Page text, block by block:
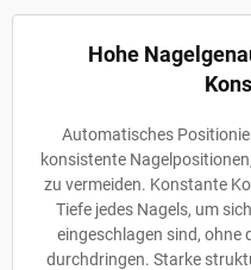
Hohe
Automatisches
konsistente
zu vermeiden. Konstante
Tiefe jedes Nagels, um
eingeschlagen sind, ohne
durchdringen. Starke